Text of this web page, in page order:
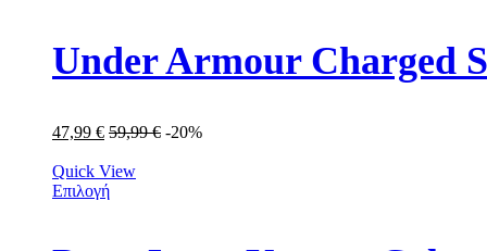
Under Armour Charged
47,99 € 59,99€ -20%
Quick View
Επιλογή